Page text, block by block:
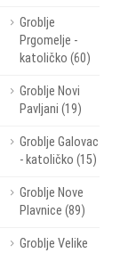
Groblje
Prgomelje -
katoličko (60)
Groblje Novi
Pavljani (19)
Groblje Galovac
- katoličko (15)
Groblje Nove
Plavnice (89)
Groblje Velike